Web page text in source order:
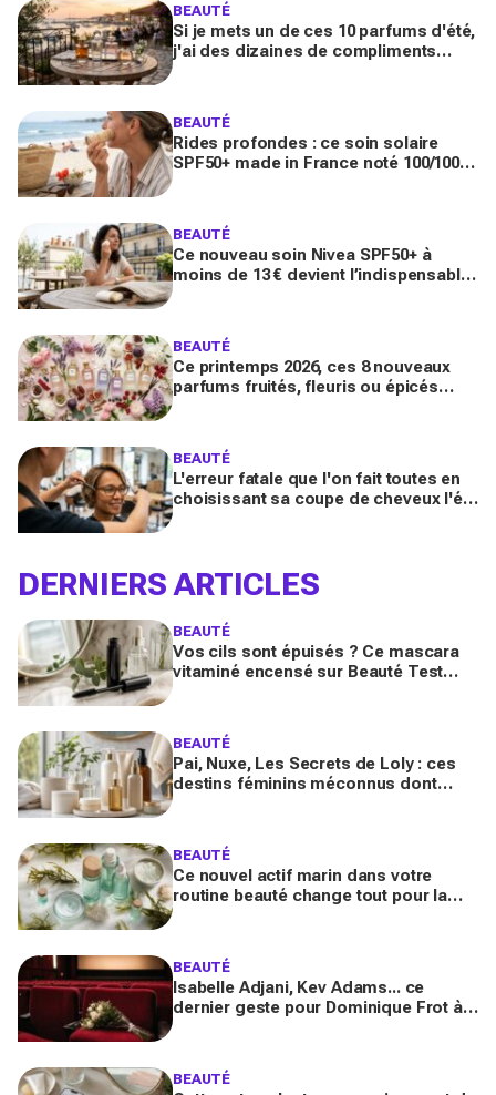
BEAUTÉ
Si je mets un de ces 10 parfums d'été,
j'ai des dizaines de compliments
BEAUTÉ
Rides profondes : ce soin solaire
SPF50+ made in France noté 100/100
BEAUTÉ
Ce nouveau soin Nivea SPF50+ à
moins de 13 € devient l’indispensable
BEAUTÉ
Ce printemps 2026, ces 8 nouveaux
parfums fruités, fleuris ou épicés
BEAUTÉ
L'erreur fatale que l'on fait toutes en
choisissant sa coupe de cheveux l'été
DERNIERS ARTICLES
BEAUTÉ
Vos cils sont épuisés ? Ce mascara
vitaminé encensé sur Beauté Test
BEAUTÉ
Pai, Nuxe, Les Secrets de Loly : ces
destins féminins méconnus dont
BEAUTÉ
Ce nouvel actif marin dans votre
routine beauté change tout pour la
BEAUTÉ
Isabelle Adjani, Kev Adams... ce
dernier geste pour Dominique Frot à
BEAUTÉ